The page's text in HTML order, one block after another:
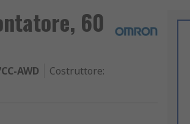
60
AWD Costruttore: